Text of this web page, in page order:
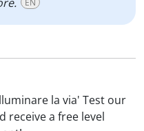
EN
la via' Test our
receive a free level